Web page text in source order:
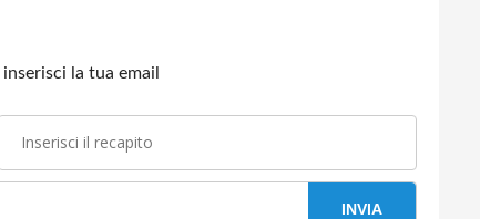
la tua email
INVIA